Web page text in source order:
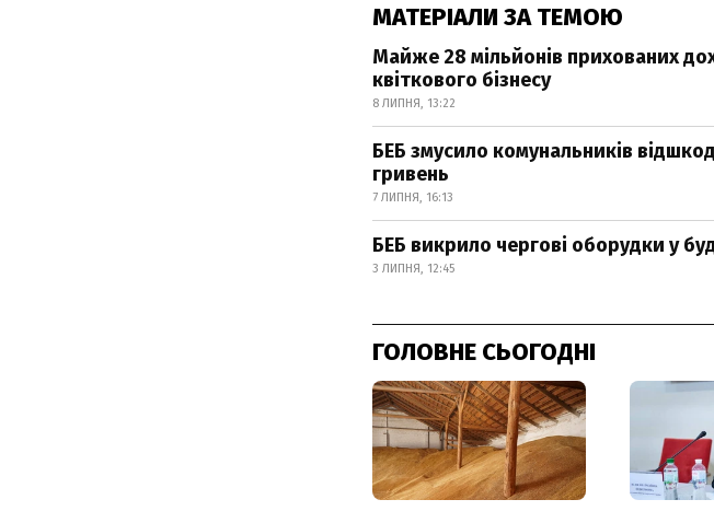
МАТЕРІАЛИ ЗА ТЕМОЮ
Майже 28 мільйонів прихованих
квіткового бізнесу
8 ЛИПНЯ, 13:22
БЕБ змусило комунальників
гривень
7 ЛИПНЯ, 16:13
БЕБ викрило чергові оборудки у
3 ЛИПНЯ, 12:45
ГОЛОВНЕ СЬОГОДНІ